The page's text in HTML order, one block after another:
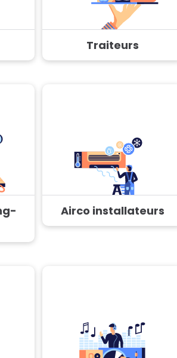
Traiteurs
Airco installateurs